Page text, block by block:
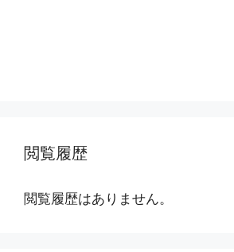
閲覧履歴
閲覧履歴はありません。